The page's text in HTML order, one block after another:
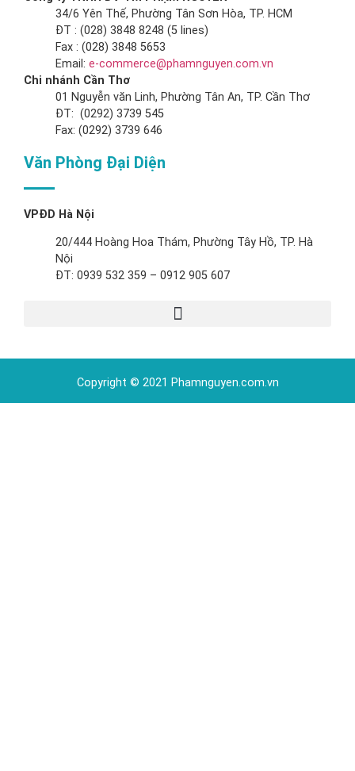
34/6 Yên Thế, Phường Tân Sơn Hòa, TP. HCM
ĐT : (028) 3848 8248 (5 lines)
Fax : (028) 3848 5653
Email: e-commerce@phamnguyen.com.vn
Chi nhánh Cần Thơ
01 Nguyễn văn Linh, Phường Tân An, TP. Cần Thơ
ĐT: (0292) 3739 545
Fax: (0292) 3739 646
Văn Phòng Đại Diện
VPĐD Hà Nội
20/444 Hoàng Hoa Thám, Phường Tây Hồ, TP. Hà
Nội
ĐT: 0939 532 359 – 0912 905 607
Copyright © 2021 Phamnguyen.com.vn